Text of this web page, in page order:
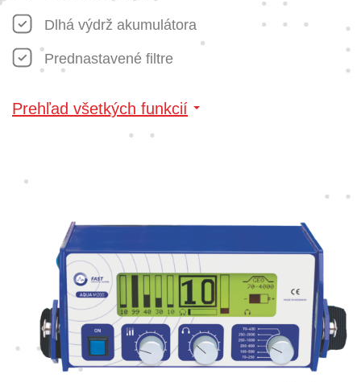
Dlhá výdrž akumulátora
Prednastavené filtre
Prehľad všetkých funkcií